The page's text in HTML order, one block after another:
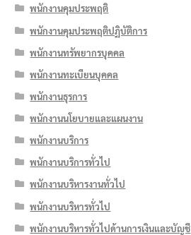
พนักงานคุมประพฤติ
พนักงานคุมประพฤติปฏิบัติการ
พนักงานทรัพยากรบุคคล
พนักงานทะเบียนบุคคล
พนักงานธุรการ
พนักงานนโยบายและแผนงาน
พนักงานบริการ
พนักงานบริการทั่วไป
พนักงานบริหารงานทั่วไป
พนักงานบริหารทั่วไป
พนักงานบริหารทั่วไปด้านการเงินและบัญชี